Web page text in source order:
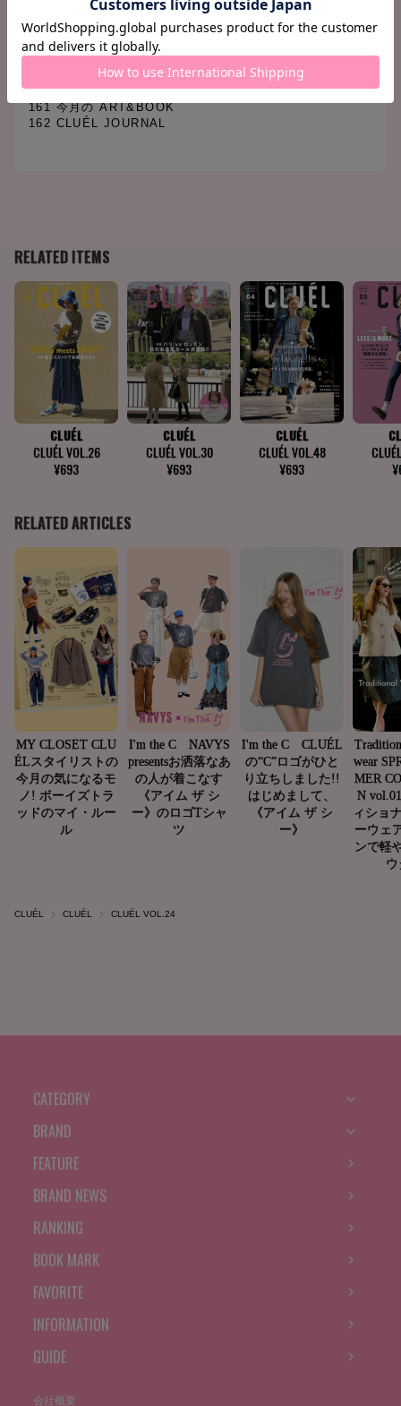
152 くいしん坊、カンパイ!
154 GOOD DESIGN GOOD PRODUCTS
156 スイーツ探検隊
158 今月の気になる人
159 今月の映画
160 今月の CD
161 今月の ART&BOOK
162 CLUÉL JOURNAL
CLUÉL CLUÉL CLUÉL VOL.24
CATEGORY
BRAND
FEATURE
BRAND NEWS
RANKING
BOOK MARK
FAVORITE
INFORMATION
GUIDE
会社概要